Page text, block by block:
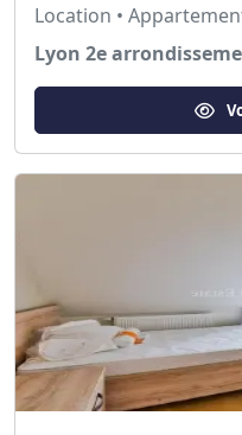
Location •
Lyon 2e